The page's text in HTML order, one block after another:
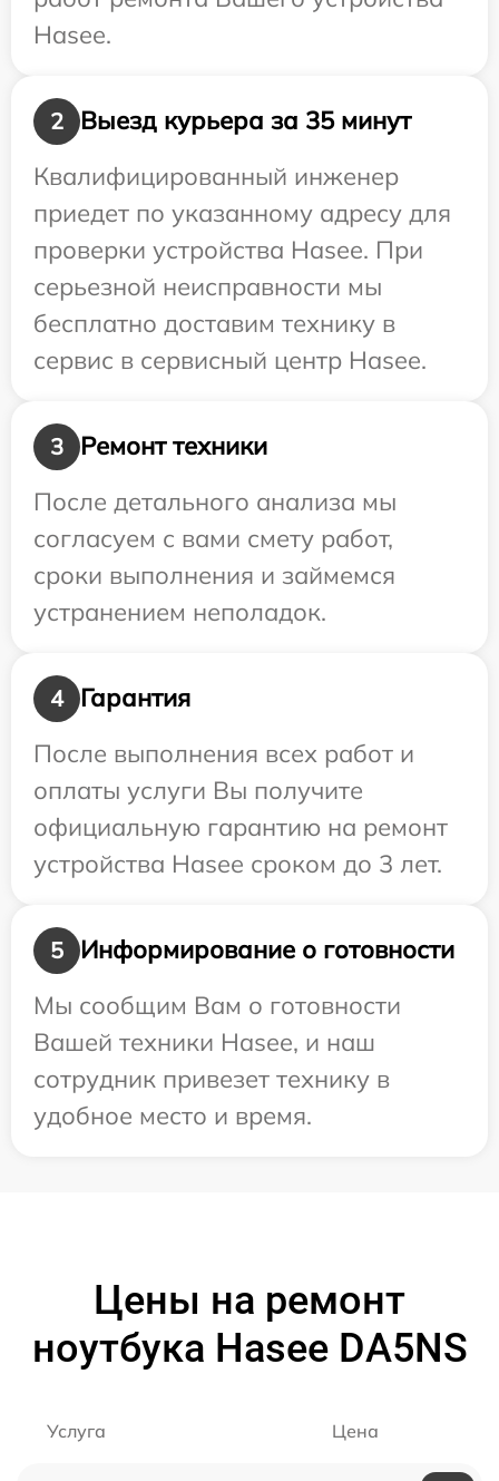
Hasee.
2
Выезд курьера за 35 минут
Квалифицированный инженер
приедет по указанному адресу для
проверки устройства Hasee. При
серьезной неисправности мы
бесплатно доставим технику в
сервис в сервисный центр Hasee.
3
Ремонт техники
После детального анализа мы
согласуем с вами смету работ,
сроки выполнения и займемся
устранением неполадок.
4
Гарантия
После выполнения всех работ и
оплаты услуги Вы получите
официальную гарантию на ремонт
устройства Hasee сроком до 3 лет.
5
Информирование о готовности
Мы сообщим Вам о готовности
Вашей техники Hasee, и наш
сотрудник привезет технику в
удобное место и время.
Цены на ремонт
ноутбука Hasee DA5NS
Услуга Цена